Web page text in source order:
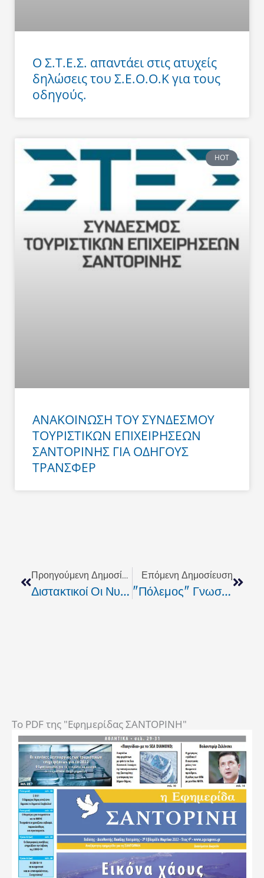
Ο Σ.Τ.Ε.Σ. απαντάει στις ατυχείς
δηλώσεις του Σ.Ε.Ο.Ο.Κ για τους
οδηγούς.
HOT
ΑΝΑΚΟΙΝΩΣΗ ΤΟΥ ΣΥΝΔΕΣΜΟΥ
ΤΟΥΡΙΣΤΙΚΩΝ ΕΠΙΧΕΙΡΗΣΕΩΝ
ΣΑΝΤΟΡΙΝΗΣ ΓΙΑ ΟΔΗΓΟΥΣ
ΤΡΑΝΣΦΕΡ
Προηγούμενη Δημοσίευση
Διστακτικοί Οι Νυν Δήμαρχοι Για Τις Υποψηφιότητες
Επόμενη Δημοσίευση
"Πόλεμος" Γνωστής Ξενοδοχειακής Αλυσίδας Με Εκατοντάδες Πιστωστές
To PDF της "Εφημερίδας ΣΑΝΤΟΡΙΝΗ"